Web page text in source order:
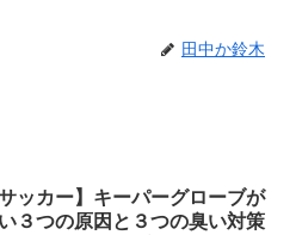
田中か鈴木
サッカー】キーパーグローブが
３つの原因と３つの臭い対策